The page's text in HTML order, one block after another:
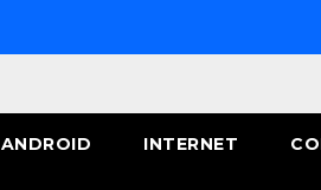
ANDROID INTERNET